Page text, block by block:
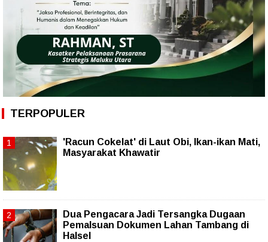
TERPOPULER
'Racun Cokelat' di Laut Obi, Ikan-ikan Mati,
Masyarakat Khawatir
Dua Pengacara Jadi Tersangka Dugaan
Pemalsuan Dokumen Lahan Tambang di
Halsel